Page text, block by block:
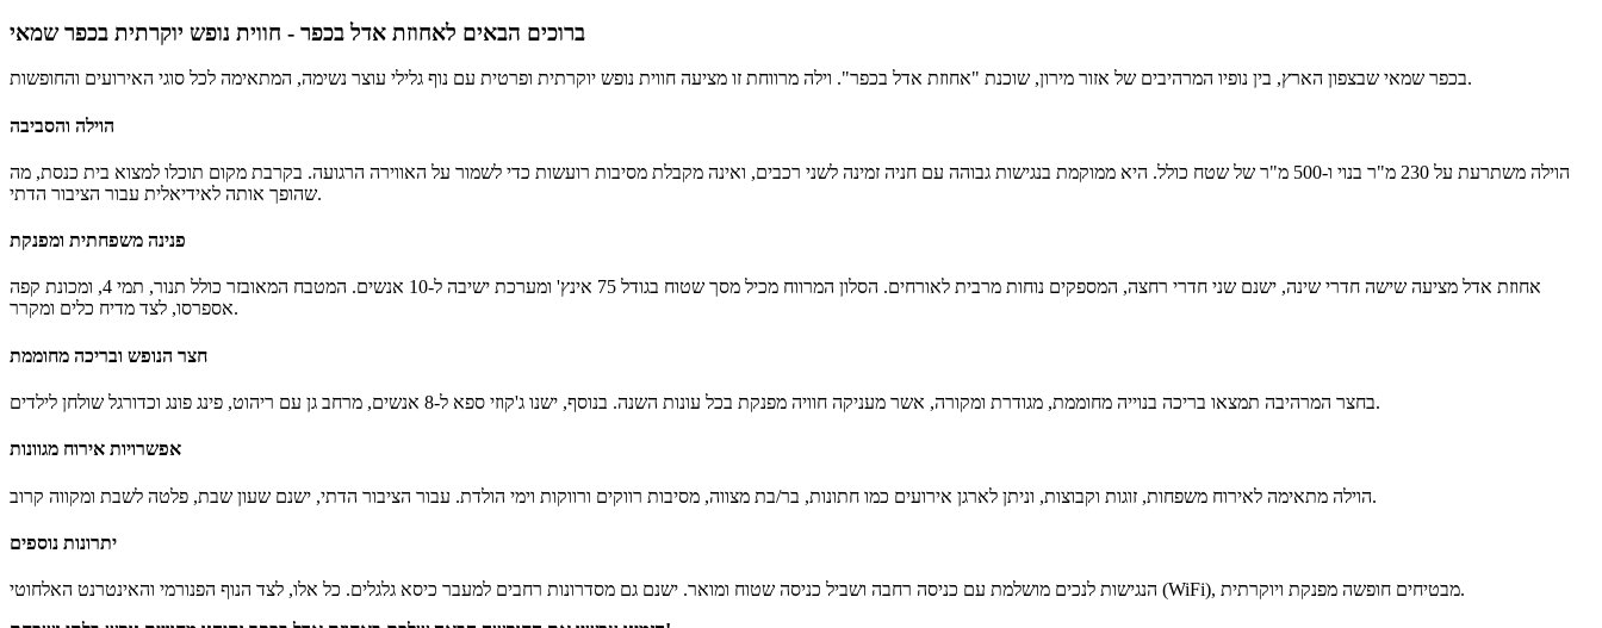
ברוכים הבאים לאחוזת אדל בכפר - חווית נופש יוקרתית בכפר שמאי
בכפר שמאי שבצפון הארץ, בין נופיו המרהיבים של אזור מירון, שוכנת "אחוזת אדל בכפר". וילה מרווחת זו מציעה חווית נופש יוקרתית ופרטית עם נוף גלילי עוצר נשימה, המתאימה לכל סוגי האירועים והחופשות.
הוילה והסביבה
הוילה משתרעת על 230 מ"ר בנוי ו-500 מ"ר של שטח כולל. היא ממוקמת בנגישות גבוהה עם חניה זמינה לשני רכבים, ואינה מקבלת מסיבות רועשות כדי לשמור על האווירה הרגועה. בקרבת מקום תוכלו למצוא בית כנסת, מה
שהופך אותה לאידיאלית עבור הציבור הדתי.
פנינה משפחתית ומפנקת
אחוזת אדל מציעה שישה חדרי שינה, ישנם שני חדרי רחצה, המספקים נוחות מרבית לאורחים. הסלון המרווח מכיל מסך שטוח בגודל 75 אינץ' ומערכת ישיבה ל-10 אנשים. המטבח המאובזר כולל תנור, תמי 4, ומכונת קפה
אספרסו, לצד מדיח כלים ומקרר.
חצר הנופש ובריכה מחוממת
בחצר המרהיבה תמצאו בריכה בנוייה מחוממת, מגודרת ומקורה, אשר מעניקה חוויה מפנקת בכל עונות השנה. בנוסף, ישנו ג'קוזי ספא ל-8 אנשים, מרחב גן עם ריהוט, פינג פונג וכדורגל שולחן לילדים.
אפשרויות אירוח מגוונות
הוילה מתאימה לאירוח משפחות, זוגות וקבוצות, וניתן לארגן אירועים כמו חתונות, בר/בת מצווה, מסיבות רווקים ורווקות וימי הולדת. עבור הציבור הדתי, ישנם שעון שבת, פלטה לשבת ומקווה קרוב.
יתרונות נוספים
הנגישות לנכים מושלמת עם כניסה רחבה ושביל כניסה שטוח ומואר. ישנם גם מסדרונות רחבים למעבר כיסא גלגלים. כל אלו, לצד הנוף הפנורמי והאינטרנט האלחוטי (WiFi), מבטיחים חופשה מפנקת ויוקרתית.